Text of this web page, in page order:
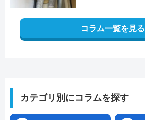
コラム一覧を見る
カテゴリ別にコラムを探す